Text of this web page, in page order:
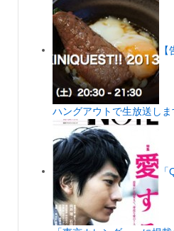
ハングアウトで生放送しま